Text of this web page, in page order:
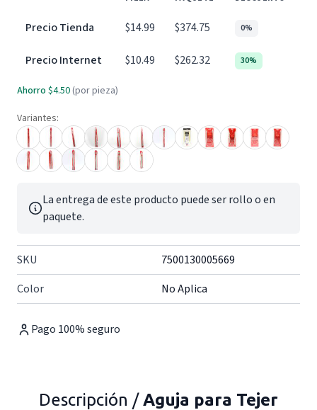
Precio Tienda $14.99 $374.75 0%
Precio Internet $10.49 $262.32 30%
Ahorro $4.50 (por pieza)
Variantes:
La entrega de este producto puede ser rollo o en
paquete.
SKU
7500130005669
Color
No Aplica
Pago 100% seguro
Descripción /Aguja para Tejer